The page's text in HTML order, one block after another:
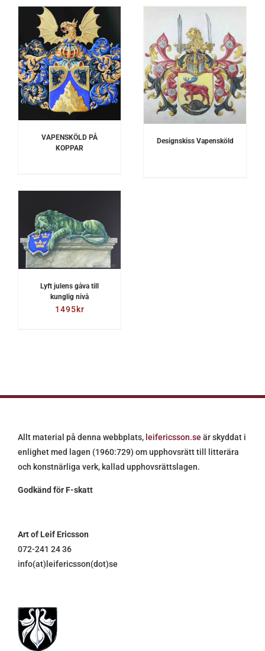
VAPENSKÖLD PÅ
KOPPAR
DETALJER
Designskiss Vapensköld
Lyft julens gåva till
kunglig nivå
1495kr
Allt material på denna webbplats, leifericsson.se är skyddat i
enlighet med lagen (1960:729) om upphovsrätt till litterära
och konstnärliga verk, kallad upphovsrättslagen.
Godkänd för F-skatt
Art of Leif Ericsson
072-241 24 36
info(at)leifericsson(dot)se